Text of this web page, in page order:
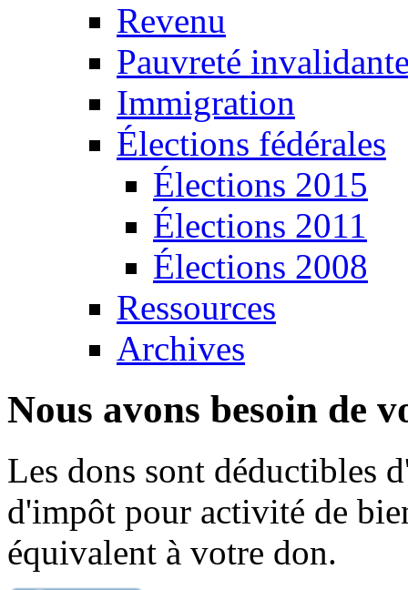
Revenu
Pauvreté
Immigration
Élections fédérales
Élections 2015
Élections 2011
Élections 2008
Ressources
Archives
Nous avons besoin de
Les dons sont déductibles
d'impôt pour activité de
équivalent à votre don.